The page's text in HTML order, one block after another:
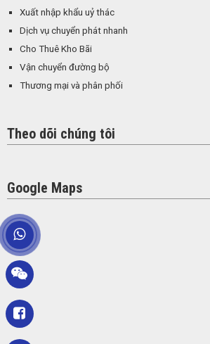
Xuất nhập khẩu uỷ thác
Dịch vụ chuyển phát nhanh
Cho Thuê Kho Bãi
Vận chuyển đường bộ
Thương mại và phân phối
Theo dõi chúng tôi
Google Maps